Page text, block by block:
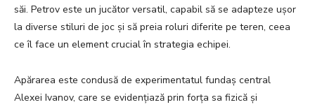
săi. Petrov este un jucător versatil, capabil să se adapteze ușor
la diverse stiluri de joc și să preia roluri diferite pe teren, ceea
ce îl face un element crucial în strategia echipei.
Apărarea este condusă de experimentatul fundaș central
Alexei Ivanov, care se evidențiază prin forța sa fizică și